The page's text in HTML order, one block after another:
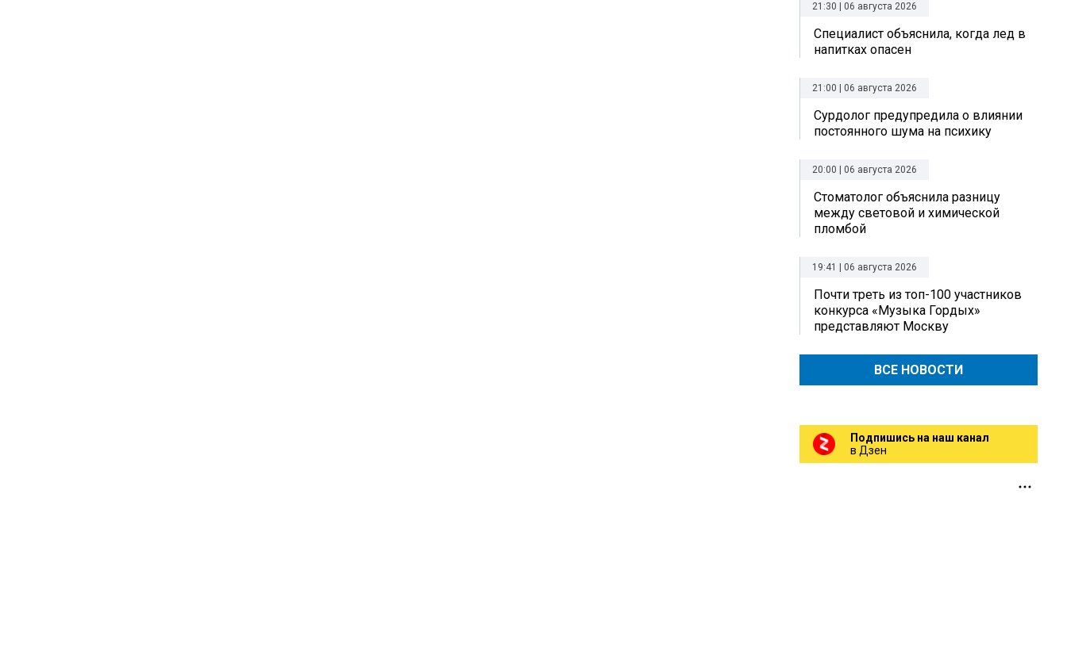
21:30 | 06 августа 2026
Специалист объяснила, когда лед в
напитках опасен
21:00 | 06 августа 2026
Сурдолог предупредила о влиянии
постоянного шума на психику
20:00 | 06 августа 2026
Стоматолог объяснила разницу
между световой и химической
пломбой
19:41 | 06 августа 2026
Почти треть из топ-100 участников
конкурса «Музыка Гордых»
представляют Москву
ВСЕ НОВОСТИ
Подпишись на наш канал
в Дзен